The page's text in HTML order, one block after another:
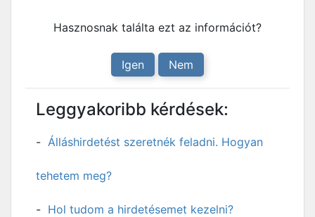
Hasznosnak találta ezt az információt?
Igen Nem
Leggyakoribb kérdések:
Álláshirdetést szeretnék feladni. Hogyan
tehetem meg?
Hol tudom a hirdetésemet kezelni?